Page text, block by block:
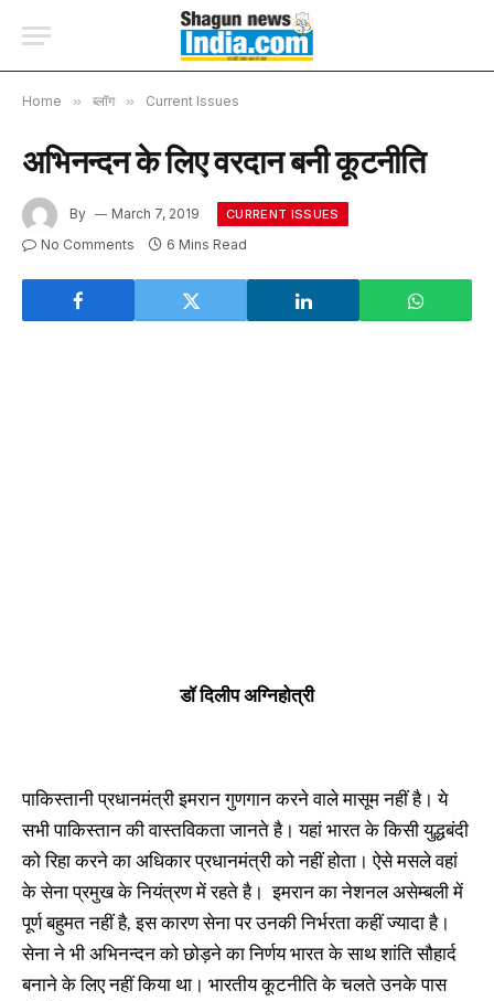
Home » ब्लॉग » Current Issues
अभिनन्दन के लिए वरदान बनी कूटनीति
By March 7, 2019 CURRENT ISSUES
No Comments 6 Mins Read
डॉ दिलीप अग्निहोत्री
पाकिस्तानी प्रधानमंत्री इमरान गुणगान करने वाले मासूम नहीं है। ये
सभी पाकिस्तान की वास्तविकता जानते है। यहां भारत के किसी युद्धबंदी
को रिहा करने का अधिकार प्रधानमंत्री को नहीं होता। ऐसे मसले वहां
के सेना प्रमुख के नियंत्रण में रहते है। इमरान का नेशनल असेम्बली में
पूर्ण बहुमत नहीं है, इस कारण सेना पर उनकी निर्भरता कहीं ज्यादा है।
सेना ने भी अभिनन्दन को छोड़ने का निर्णय भारत के साथ शांति सौहार्द
बनाने के लिए नहीं किया था। भारतीय कूटनीति के चलते उनके पास